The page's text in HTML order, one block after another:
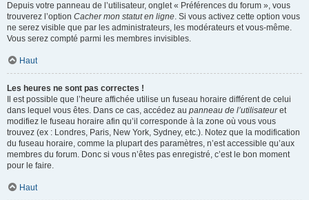
Depuis votre panneau de l’utilisateur, onglet « Préférences du forum », vous
trouverez l’option Cacher mon statut en ligne. Si vous activez cette option vous
ne serez visible que par les administrateurs, les modérateurs et vous-même.
Vous serez compté parmi les membres invisibles.
Haut
Les heures ne sont pas correctes !
Il est possible que l’heure affichée utilise un fuseau horaire différent de celui
dans lequel vous êtes. Dans ce cas, accédez au panneau de l’utilisateuret
modifiez le fuseau horaire afin qu’il corresponde à la zone où vous vous
trouvez (ex : Londres, Paris, New York, Sydney, etc.). Notez que la modification
du fuseau horaire, comme la plupart des paramètres, n’est accessible qu’aux
membres du forum. Donc si vous n’êtes pas enregistré, c’est le bon moment
pour le faire.
Haut